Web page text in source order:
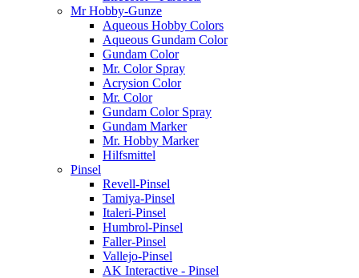
Mr Hobby-Gunze
Aqueous Hobby Colors
Aqueous Gundam Color
Gundam Color
Mr. Color Spray
Acrysion Color
Mr. Color
Gundam Color Spray
Gundam Marker
Mr. Hobby Marker
Hilfsmittel
Pinsel
Revell-Pinsel
Tamiya-Pinsel
Italeri-Pinsel
Humbrol-Pinsel
Faller-Pinsel
Vallejo-Pinsel
AK Interactive - Pinsel